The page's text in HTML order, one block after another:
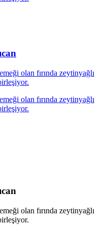
olan fırında zeytinyağlı
olan fırında zeytinyağlı
olan fırında zeytinyağlı